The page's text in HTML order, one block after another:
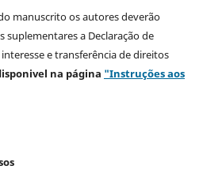
manuscrito os autores deverão
a Declaração de
e transferência de direitos
na página "Instruções aos